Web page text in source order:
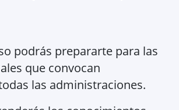
podrás prepararte para las
que convocan
las administraciones.